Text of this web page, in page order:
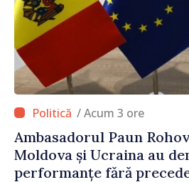
/ Acum 3 ore
Ambasadorul Paun
Moldova și Ucraina au
performanțe fără